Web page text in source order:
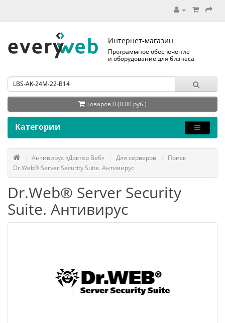
Интернет-магазин
Программное обеспечение
и оборудование для бизнеса
Товаров 0 (0.00 руб.)
Категории
Антивирус «Доктор Веб» Для серверов
Поиск
Dr.Web® Server Security Suite. Антивирус
Dr.Web® Server Security
Suite. Антивирус